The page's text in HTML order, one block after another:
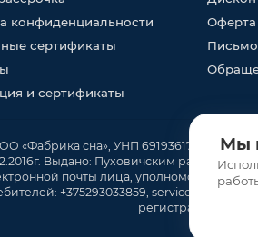
Мы
конфиденциальности
сертификаты
и сертификаты
Оферта
«Фабрика сна», УНП 691936170, юр.
Выдано: Пуховичским районным
почты лица, уполномоченного
+375293033859,
регистрации ООО